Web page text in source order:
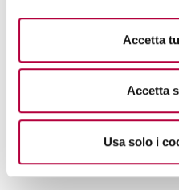
Accetta
Accetta
Usa solo i